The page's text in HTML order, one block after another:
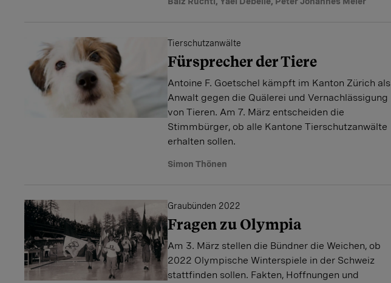
Tierschutzanwälte
Fürsprecher der Tiere
Antoine F. Goetschel kämpft im Kanton Zürich als
Anwalt gegen die Quälerei und Vernachlässigung
von Tieren. Am 7. März entscheiden die
Stimmbürger, ob alle Kantone Tierschutzanwälte
erhalten sollen.
Simon Thönen
Graubünden 2022
Fragen zu Olympia
Am 3. März stellen die Bündner die Weichen, ob
2022 Olympische Winterspiele in der Schweiz
stattfinden sollen. Fakten, Hoffnungen und